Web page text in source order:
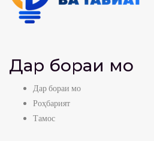
Дар бораи мо
Дар бораи мо
Роҳбарият
Тамос